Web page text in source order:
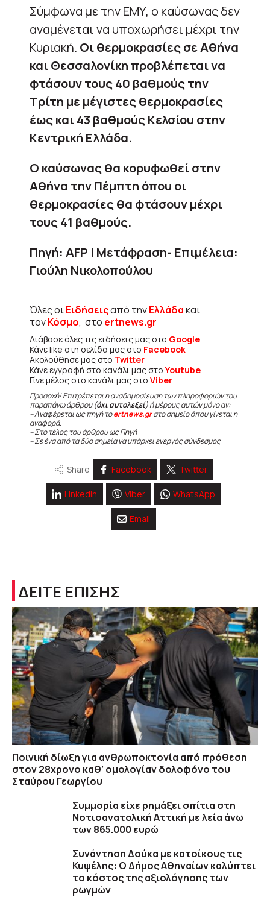
Σύμφωνα με την ΕΜΥ, ο καύσωνας δεν
αναμένεται να υποχωρήσει μέχρι την
Κυριακή. Οι θερμοκρασίες σε Αθήνα
και Θεσσαλονίκη προβλέπεται να
φτάσουν τους 40 βαθμούς την
Τρίτη με μέγιστες θερμοκρασίες
έως και 43 βαθμούς Κελσίου στην
Κεντρική Ελλάδα.
Ο καύσωνας θα κορυφωθεί στην
Αθήνα την Πέμπτη όπου οι
θερμοκρασίες θα φτάσουν μέχρι
τους 41 βαθμούς.
Πηγή: AFP | Μετάφραση- Επιμέλεια:
Γιούλη Νικολοπούλου
Όλες οιΕιδήσειςαπό τηνΕλλάδακαι
τονΚόσμο, στο ertnews.gr
Διάβασε όλες τις ειδήσεις μας στο Google
Κάνε like στη σελίδα μας στο Facebook
Ακολούθησε μας στο Twitter
Κάνε εγγραφή στο κανάλι μας στοYoutube
Γίνε μέλος στο κανάλι μας στο Viber
Προσοχή! Επιτρέπεται η αναδημοσίευση των πληροφοριών του
παραπάνω άρθρου (όχι αυτολεξεί) ή μέρους αυτών μόνο αν:
– Αναφέρεται ως πηγή τοertnews.grστο σημείο όπου γίνεται η
αναφορά.
– Στο τέλος του άρθρου ως Πηγή
– Σε ένα από τα δύο σημεία να υπάρχει ενεργός σύνδεσμος
Share Facebook Twitter
Linkedin Viber WhatsApp
Email
ΔΕΙΤΕ ΕΠΙΣΗΣ
Ποινική δίωξη για ανθρωποκτονία από πρόθεση
στον 28χρονο καθ’ ομολογίαν δολοφόνο του
Σταύρου Γεωργίου
Συμμορία είχε ρημάξει σπίτια στη
Νοτιοανατολική Αττική με λεία άνω
των 865.000 ευρώ
Συνάντηση Δούκα με κατοίκους τις
Κυψέλης: Ο Δήμος Αθηναίων καλύπτει
το κόστος της αξιολόγησης των
ρωγμών